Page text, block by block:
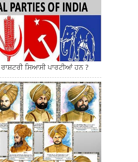
ਸਿਆਸੀ ਪਾਰਟੀਆਂ ਹਨ ?